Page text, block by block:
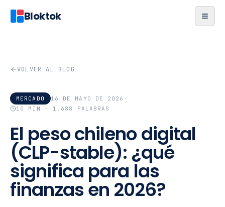
Bloktok
VOLVER AL BLOG
MERCADO 16 DE MAYO DE 2026 ·
10
MIN · 1.688 PALABRAS
El peso chileno digital
(CLP-stable): ¿qué
significa para las
finanzas en 2026?